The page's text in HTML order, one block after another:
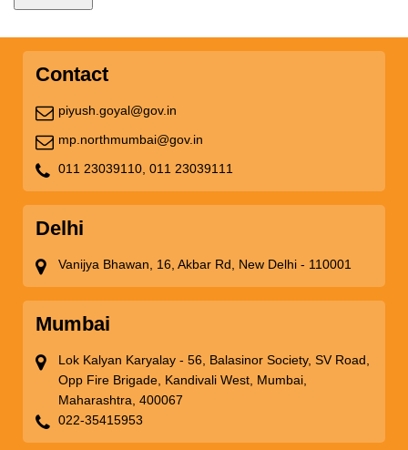
Contact
piyush.goyal@gov.in
mp.northmumbai@gov.in
011 23039110, 011 23039111
Delhi
Vanijya Bhawan, 16, Akbar Rd, New Delhi - 110001
Mumbai
Lok Kalyan Karyalay - 56, Balasinor Society, SV Road,
Opp Fire Brigade, Kandivali West, Mumbai,
Maharashtra, 400067
022-35415953